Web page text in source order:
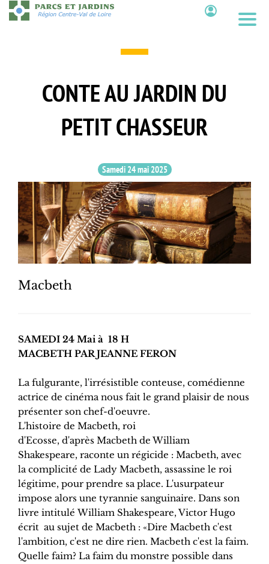
Aller
au
CONTE AU JARDIN DU
PETIT CHASSEUR
Samedi 24 mai 2025
Macbeth
SAMEDI 24 Mai à 18 H
MACBETH PAR JEANNE FERON
La fulgurante, l'irrésistible conteuse, comédienne
actrice de cinéma nous fait le grand plaisir de nous
présenter son chef-d'oeuvre.
L'histoire de Macbeth, roi
d'Ecosse, d'après Macbeth de William
Shakespeare, raconte un régicide : Macbeth, avec
la complicité de Lady Macbeth, assassine le roi
légitime, pour prendre sa place. L'usurpateur
impose alors une tyrannie sanguinaire. Dans son
livre intitulé William Shakespeare, Victor Hugo
écrit au sujet de Macbeth : «Dire Macbeth c'est
l'ambition, c'est ne dire rien. Macbeth c'est la faim.
Quelle faim? La faim du monstre possible dans